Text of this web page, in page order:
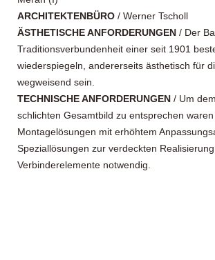
ARCHITEKTENBÜRO / Werner Tscholl
ÄSTHETISCHE ANFORDERUNGEN / Der
Traditionsverbundenheit einer seit 1901
wiederspiegeln, andererseits ästhetisch für
wegweisend sein.
TECHNISCHE ANFORDERUNGEN / Um
schlichten Gesamtbild zu entsprechen
Montagelösungen mit erhöhtem
Speziallösungen zur verdeckten
Verbinderelemente notwendig.